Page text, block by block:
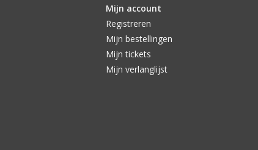
Mijn account
Registreren
Mijn bestellingen
Mijn tickets
Mijn verlanglijst